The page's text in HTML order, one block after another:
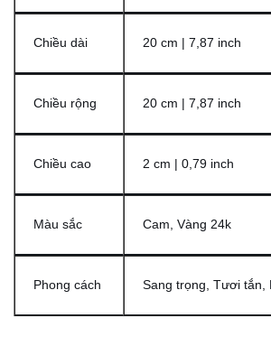
Chiều dài 20 cm | 7,87 inch
Chiều rộng 20 cm | 7,87 inch
Chiều cao 2 cm | 0,79 inch
Màu sắc Cam, Vàng 24k
Phong cách Sang trọng, Tươi tắn,